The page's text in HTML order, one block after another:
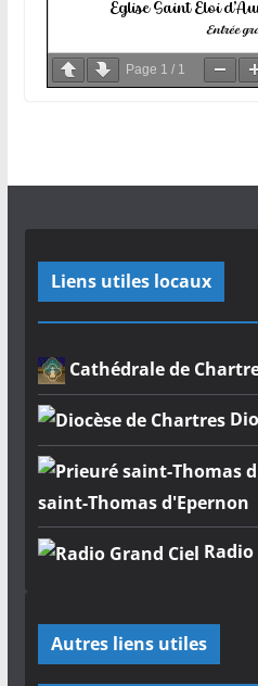
Page 1 / 1
Liens utiles locaux
Cathédrale de
saint-Thomas d'Epernon
Autres liens utiles